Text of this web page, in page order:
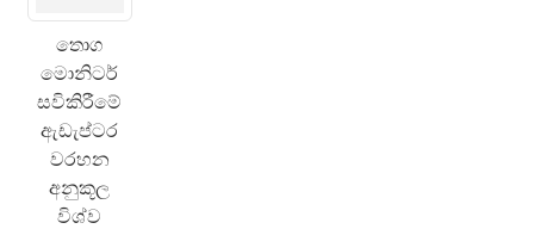
තොග
මොනිටර්
සවිකිරීමේ
ඇඩැප්ටර
වරහන
අනුකූල
විශ්ව